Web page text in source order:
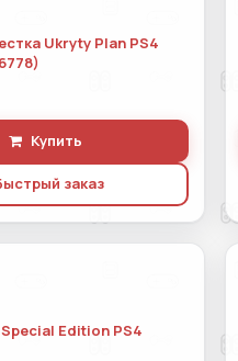
Ukryty Plan PS4
Купить
заказ
Edition PS4